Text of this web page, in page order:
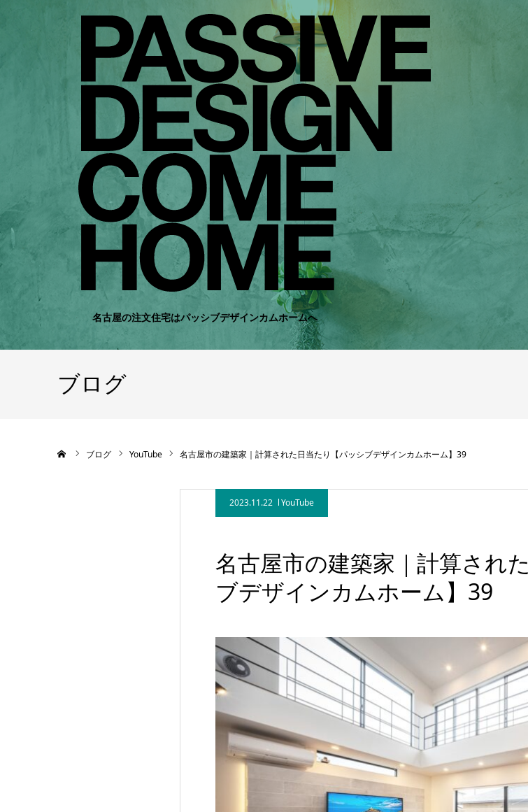
名古屋の注文住宅はパッシブデザインカムホームへ
ブログ
ブログ YouTube 名古屋市の建築家｜計算された日当たり【パッシブデザインカムホーム】39
2023.11.22 YouTube
名古屋市の建築家｜計算され
ブデザインカムホーム】39